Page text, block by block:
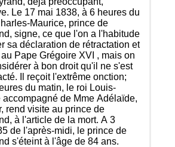
Le 17 mai 1838, à 6 heures du
Maurice, prince de
signe, ce que l'on a l'habitude
sa déclaration de rétractation et
Pape Grégoire XVI , mais on
à bon droit qu'il ne s'est
Il reçoit l'extrême onction;
du matin, le roi Louis-
accompagné de Mme Adélaïde,
rend visite au prince de
à l'article de la mort. A 3
de l'après-midi, le prince de
s'éteint à l'âge de 84 ans.